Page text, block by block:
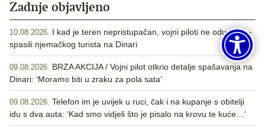
Zadnje objavljeno
10.08.2026. I kad je teren nepristupačan, vojni piloti ne odustaju –
spasili njemačkog turista na Dinari
09.08.2026. BRZA AKCIJA / Vojni pilot otkrio detalje spašavanja na
Dinari: ‘Moramo biti u zraku za pola sata’
09.08.2026. Telefon im je uvijek u ruci, čak i na kupanje s obitelji
idu s dva auta: ‘Kad smo vidjeli što je pisalo na krovu te kuće…‘